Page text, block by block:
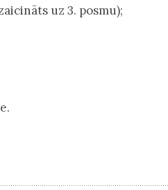
uz 3. posmu);